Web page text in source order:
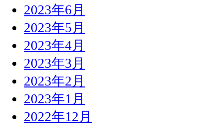
2023年6月
2023年5月
2023年4月
2023年3月
2023年2月
2023年1月
2022年12月